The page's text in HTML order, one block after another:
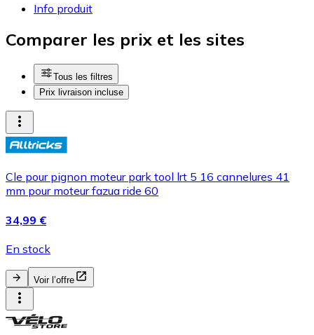
Info produit
Comparer les prix et les sites
Tous les filtres
Prix livraison incluse
Cle pour pignon moteur park tool lrt 5 16 cannelures 41
mm pour moteur fazua ride 60
34,99 €
En stock
Voir l’offre